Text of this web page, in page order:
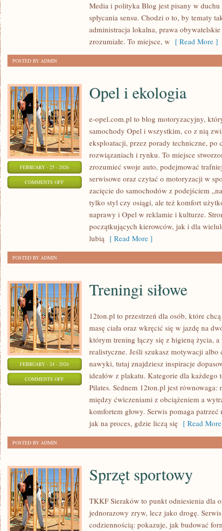
SPOŁECZNAMedia i polityka Blog jest pisany w
spłycania sensu. Chodzi o to, by tematy
administracja lokalna, prawa
zrozumiałe. To miejsce, w [ Read More ]
POSTED BY ADMIN
FEBRUARY - 25 - 2026
COMMENTS OFFON
Opel i ekologia
e-opel.com.pl to blog motoryzacyjny,
samochody Opel i wszystkim, co z nią
eksploatacji, przez porady techniczne, po
rozwiązaniach i rynku. To miejsce
zrozumieć swoje auto, podejmować
serwisowe oraz czytać o motoryzacji w
zacięcie do samochodów z podejściem
tylko styl czy osiągi, ale też komfort
naprawy i Opel w reklamie i kulturze.
początkujących kierowców, jak i dla
lubią [ Read More ]
POSTED BY ADMIN
FEBRUARY - 24 - 2026
COMMENTS OFFON
Treningi siłowe
12ton.pl to przestrzeń dla osób, które
masę ciała oraz wkręcić się w jazdę na
którym trening łączy się z higieną życia,
realistyczne. Jeśli szukasz motywacji albo
nawyki, tutaj znajdziesz inspiracje
ideałów z plakatu. Kategorie dla
Pilates. Sednem 12ton.pl jest równowaga:
między ćwiczeniami z obciążeniem a
komfortem głowy. Serwis pomaga
jak na proces, gdzie liczą się [ Read
POSTED BY ADMIN
Sprzęt sportowy
TKKF Sieraków to punkt odniesienia dla
jednorazowy zryw, lecz jako drogę.
codziennością: pokazuje, jak budować